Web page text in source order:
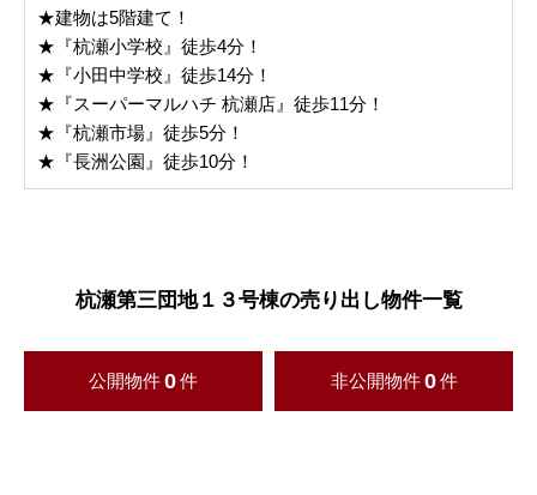
★建物は5階建て！
★『杭瀬小学校』徒歩4分！
★『小田中学校』徒歩14分！
★『スーパーマルハチ 杭瀬店』徒歩11分！
★『杭瀬市場』徒歩5分！
★『長洲公園』徒歩10分！
杭瀬第三団地１３号棟の売り出し物件一覧
公開物件0件 非公開物件 0 件